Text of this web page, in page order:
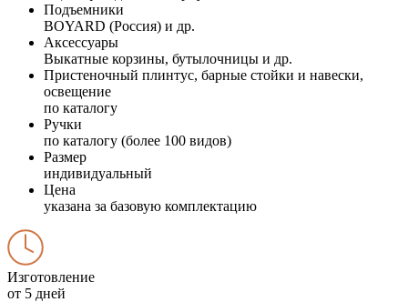
Подъемники
BOYARD (Россия) и др.
Аксессуары
Выкатные корзины, бутылочницы и др.
Пристеночный плинтус, барные стойки и навески,
освещение
по каталогу
Ручки
по каталогу (более 100 видов)
Размер
индивидуальный
Цена
указана за базовую комплектацию
Изготовление
от 5 дней